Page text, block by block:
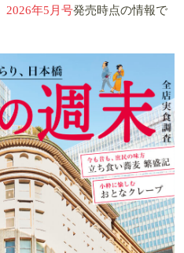
2026年5月号発売時点の情報で